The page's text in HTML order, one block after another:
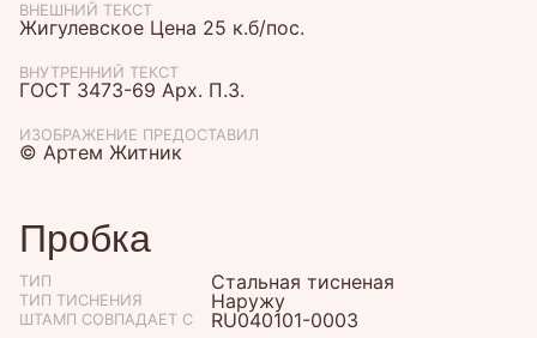
ВНЕШНИЙ ТЕКСТ
Жигулевское Цена 25 к.б/пос.
ВНУТРЕННИЙ ТЕКСТ
ГОСТ 3473-69 Арх. П.З.
ИЗОБРАЖЕНИЕ ПРЕДОСТАВИЛ
© Артем Житник
Пробка
ТИП Стальная тисненая
ТИП ТИСНЕНИЯ Наружу
ШТАМП СОВПАДАЕТ С RU040101-0003